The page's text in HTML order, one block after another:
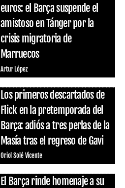
euros: el Barça suspende el
amistoso en Tánger por la
crisis migratoria de
Marruecos
Artur López
Los primeros descartados de
Flick en la pretemporada del
Barça: adiós a tres perlas de la
Masía tras el regreso de Gavi
Oriol Solé Vicente
El Barça rinde homenaje a su